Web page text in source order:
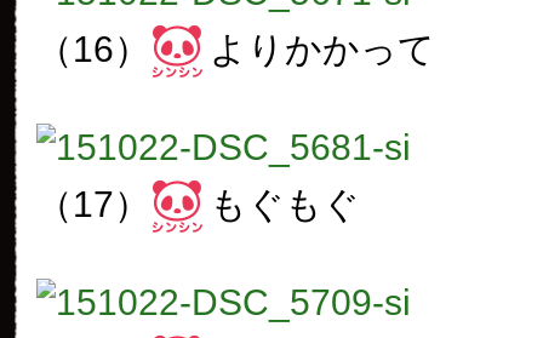
（16） よりかかって
（17） もぐもぐ